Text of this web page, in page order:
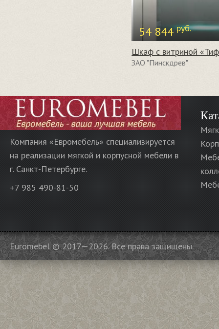
54 844руб.
ЗАО "Пинскдрев"
Компания «Евромебель» специализируется
на реализации мягкой и корпусной мебели в
г. Санкт-Петербурге.
+7 985 490-81-50
Euromebel © 2017—2026. Все права защищены.